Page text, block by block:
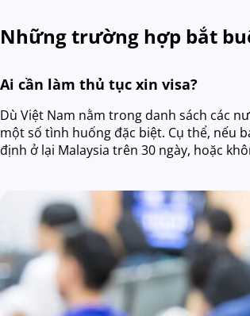
Những trường hợp bắt
Ai cần làm thủ tục xin visa?
Dù Việt Nam nằm trong danh sách các
một số tình huống đặc biệt. Cụ thể, nếu
định ở lại Malaysia trên 30 ngày, hoặc